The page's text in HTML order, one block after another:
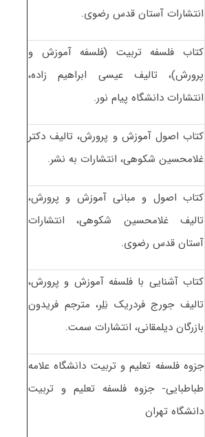
انتشارات آستان قدس رضوی.
کتاب فلسفه تربیت (فلسفه آموزش و
پرورش)، تالیف عیسی ابراهیم زاده،
انتشارات دانشگاه پیام نور.
کتاب اصول آموزش و پرورش، تالیف دکتر
غلامحسین شکوهی، انتشارات به نشر.
کتاب اصول و مبانی آموزش و پرورش،
تالیف غلامحسین شکوهی، انتشارات
آستان قدس رضوی.
کتاب آشنایی با فلسفه آموزش و پرورش،
تالیف جورج فردریک نِلِر، مترجم فریدون
بازرگان دیلمقانی، انتشارات سمت.
جزوه فلسفه تعلیم و تربیت دانشگاه علامه
طباطبایی- جزوه فلسفه تعلیم و تربیت
دانشگاه تهران